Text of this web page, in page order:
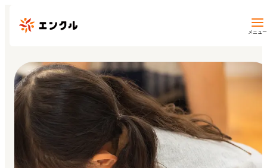
メニュー
保育園・幼稚園を探す
地域から探す